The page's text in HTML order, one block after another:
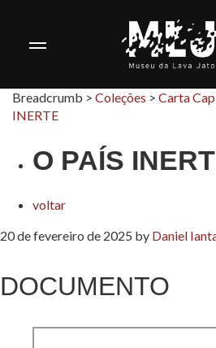
Breadcrumb > Coleções > Carta
INERTE
O PAÍS
voltar
20 de fevereiro de 2025 by Daniel
DOCUMENTO